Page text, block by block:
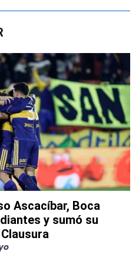
Ascacíbar, Boca
y sumó su